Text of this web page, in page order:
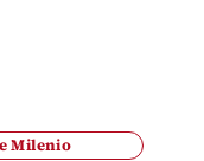
Milenio